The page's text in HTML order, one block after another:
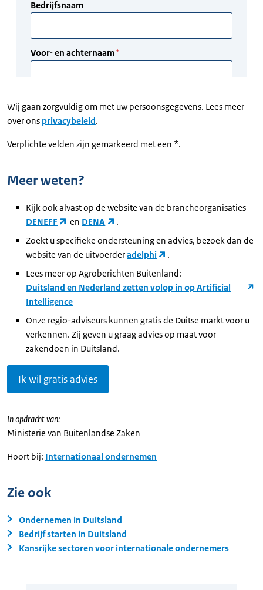
Wij gaan zorgvuldig om met uw persoonsgegevens. Lees meer
over ons privacybeleid.
Verplichte velden zijn gemarkeerd met een *.
Meer weten?
Kijk ook alvast op de website van de brancheorganisaties
DENEFF
en DENA
.
Zoekt u specifieke ondersteuning en advies, bezoek dan de
website van de uitvoerderadelphi
.
Lees meer op Agroberichten Buitenland:
Duitsland en Nederland zetten volop in op Artificial
Intelligence
Onze regio-adviseurs kunnen gratis de Duitse markt voor u
verkennen. Zij geven u graag advies op maat voor
zakendoen in Duitsland.
Ik wil gratis advies
In opdracht van:
Ministerie van Buitenlandse Zaken
Hoort bij: Internationaal ondernemen
Zie ook
Ondernemen in Duitsland
Bedrijf starten in Duitsland
Kansrijke sectoren voor internationale ondernemers